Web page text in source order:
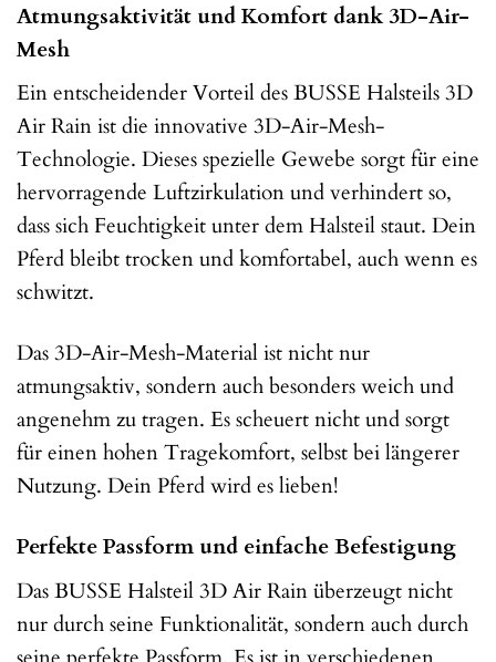
Atmungsaktivität und Komfort dank 3D-Air-
Mesh
Ein entscheidender Vorteil des BUSSE Halsteils 3D
Air Rain ist die innovative 3D-Air-Mesh-
Technologie. Dieses spezielle Gewebe sorgt für eine
hervorragende Luftzirkulation und verhindert so,
dass sich Feuchtigkeit unter dem Halsteil staut. Dein
Pferd bleibt trocken und komfortabel, auch wenn es
schwitzt.
Das 3D-Air-Mesh-Material ist nicht nur
atmungsaktiv, sondern auch besonders weich und
angenehm zu tragen. Es scheuert nicht und sorgt
für einen hohen Tragekomfort, selbst bei längerer
Nutzung. Dein Pferd wird es lieben!
Perfekte Passform und einfache Befestigung
Das BUSSE Halsteil 3D Air Rain überzeugt nicht
nur durch seine Funktionalität, sondern auch durch